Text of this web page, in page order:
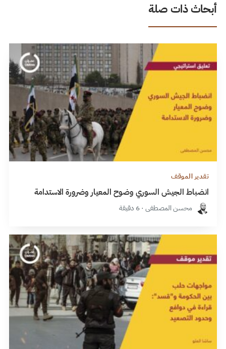
أبحاث ذات صلة
تقدير الموقف
انضباط الجيش السوري وضوح المعيار وضرورة الاستدامة
محسن المصطفى · 6 دقيقة